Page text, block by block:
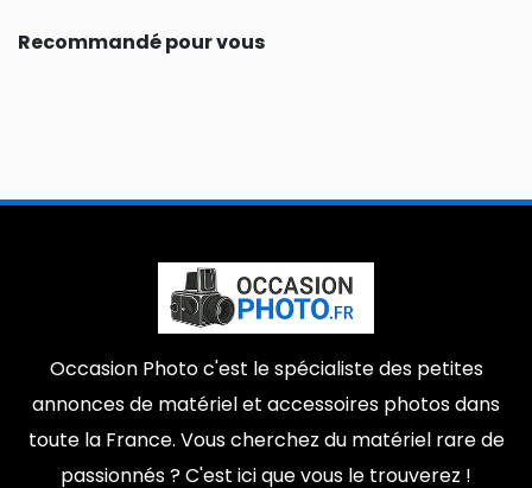
Recommandé pour vous
Occasion Photo c'est le spécialiste des petites
annonces de matériel et accessoires photos dans
toute la France. Vous cherchez du matériel rare de
passionnés ? C'est ici que vous le trouverez !